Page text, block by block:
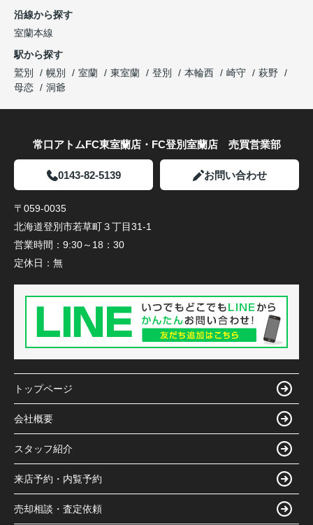
沿線から探す
室蘭本線
駅から探す
鷲別
幌別 室蘭 東室蘭 登別 本輪西 崎守
萩野
母恋
洞爺
常口アトムFC東室蘭店・FC登別室蘭店 売買営業部
0143-82-5139 お問い合わせ
〒059-0035
北海道登別市若草町３丁目31-1
営業時間： 9:30～18：30
定休日： 無
トップページ
会社概要
スタッフ紹介
来店予約・内覧予約
売却相談・査定依頼